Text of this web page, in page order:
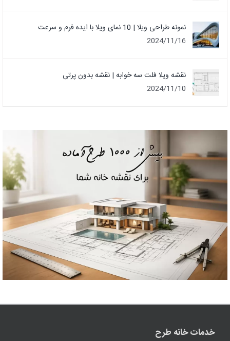
نمونه طراحی ویلا | 10 نمای ویلا با ایده فرم و سرعت
2024/11/16
نقشه ویلا فلت سه خوابه | نقشه بدون پرتی
2024/11/10
خدمات خانه طرح